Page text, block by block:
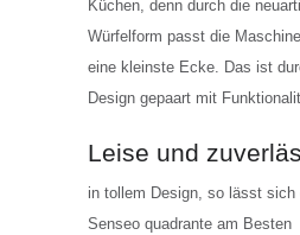
Küchen, denn durch die
Würfelform passt die
eine kleinste Ecke. Das ist
Design gepaart mit
Leise und
in tollem Design, so lässt sich
Senseo quadrante am Besten